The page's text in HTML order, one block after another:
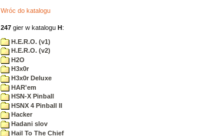
Wróc do katalogu
247 gier w katalogu H:
H.E.R.O. (v1)
H.E.R.O. (v2)
H2O
H3x0r
H3x0r Deluxe
HAR'em
HSN-X Pinball
HSNX 4 Pinball II
Hacker
Hadani slov
Hail To The Chief